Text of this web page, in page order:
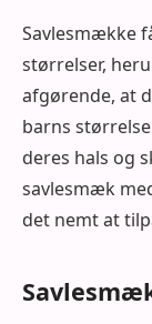
Savlesmække
størrelser,
afgørende, at
barns
deres hals og
savlesmæk
det nemt at